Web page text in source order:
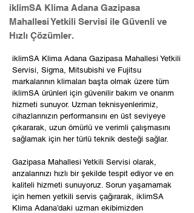
iklimSA Klima Adana Gazipasa
Mahallesi Yetkili Servisi ile Güvenli ve
Hızlı Çözümler.
iklimSA Klima Adana Gazipasa Mahallesi Yetkili
Servisi, Sigma, Mitsubishi ve Fujitsu
markalarının klimaları başta olmak üzere tüm
iklimSA ürünleri için güvenilir bakım ve onarım
hizmeti sunuyor. Uzman teknisyenlerimiz,
cihazlarınızın performansını en üst seviyeye
çıkararak, uzun ömürlü ve verimli çalışmasını
sağlamak için her türlü teknik desteği sağlar.
Gazipasa Mahallesi Yetkili Servisi olarak,
arızalarınızı hızlı bir şekilde tespit ediyor ve en
kaliteli hizmeti sunuyoruz. Sorun yaşamamak
için hemen yetkili servis çağırarak, iklimSA
Klima Adana’daki uzman ekibimizden